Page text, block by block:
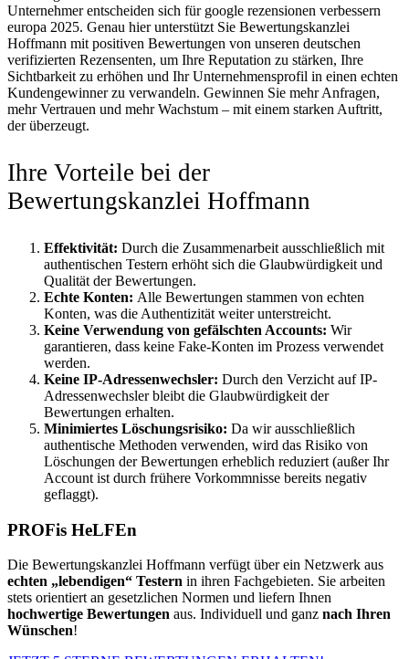
Unternehmer entscheiden sich für google rezensionen verbessern
europa 2025. Genau hier unterstützt Sie Bewertungskanzlei
Hoffmann mit positiven Bewertungen von unseren deutschen
verifizierten Rezensenten, um Ihre Reputation zu stärken, Ihre
Sichtbarkeit zu erhöhen und Ihr Unternehmensprofil in einen echten
Kundengewinner zu verwandeln. Gewinnen Sie mehr Anfragen,
mehr Vertrauen und mehr Wachstum – mit einem starken Auftritt,
der überzeugt.
Ihre Vorteile bei der
Bewertungskanzlei Hoffmann
Effektivität: Durch die Zusammenarbeit ausschließlich mit
authentischen Testern erhöht sich die Glaubwürdigkeit und
Qualität der Bewertungen.
Echte Konten: Alle Bewertungen stammen von echten
Konten, was die Authentizität weiter unterstreicht.
Keine Verwendung von gefälschten Accounts: Wir
garantieren, dass keine Fake-Konten im Prozess verwendet
werden.
Keine IP-Adressenwechsler: Durch den Verzicht auf IP-
Adressenwechsler bleibt die Glaubwürdigkeit der
Bewertungen erhalten.
Minimiertes Löschungsrisiko: Da wir ausschließlich
authentische Methoden verwenden, wird das Risiko von
Löschungen der Bewertungen erheblich reduziert (außer Ihr
Account ist durch frühere Vorkommnisse bereits negativ
geflaggt).
PROFis HeLFEn
Die Bewertungskanzlei Hoffmann verfügt über ein Netzwerk aus
echten „lebendigen“ Testern in ihren Fachgebieten. Sie arbeiten
stets orientiert an gesetzlichen Normen und liefern Ihnen
hochwertige Bewertungen aus. Individuell und ganz nach Ihren
Wünschen!